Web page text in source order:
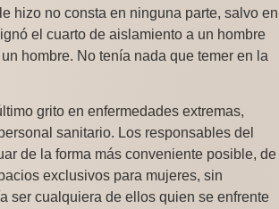
hizo no consta en ninguna parte, salvo en
el cuarto de aislamiento a un hombre
hombre. No tenía nada que temer en la
grito en enfermedades extremas,
sanitario. Los responsables del
de la forma más conveniente posible, de
exclusivos para mujeres, sin
ser cualquiera de ellos quien se enfrente